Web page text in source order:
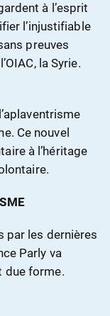
à l’esprit
l’injustifiable
preuves
la Syrie.
Ce nouvel
à l’héritage
par les dernières
Parly va
due forme.